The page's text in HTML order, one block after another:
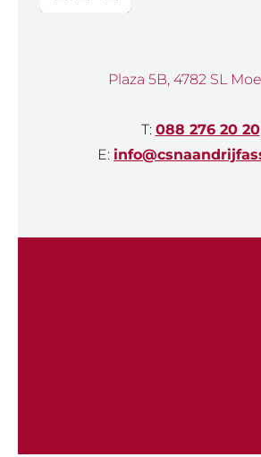
Plaza 5B, 4782 SL
T: 088 276 20 20
E: